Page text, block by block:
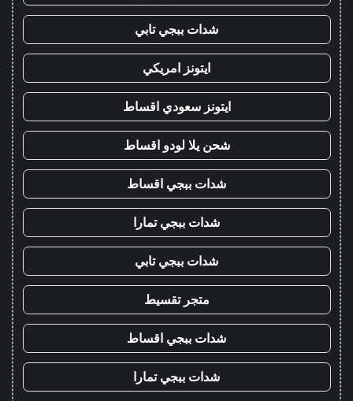
شدات ببجي تابي
ايتونز امريكي
ايتونز سعودي اقساط
شحن يلا لودو اقساط
شدات ببجي اقساط
شدات ببجي تمارا
شدات ببجي تابي
متجر تقسيط
شدات ببجي اقساط
شدات ببجي تمارا